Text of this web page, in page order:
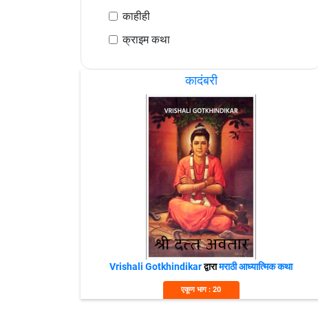
काहीही
क्राइम कथा
कादंबरी
Vrishali Gotkhindikarद्वारामराठी आध्यात्मिक कथा
एकूण भाग : 20